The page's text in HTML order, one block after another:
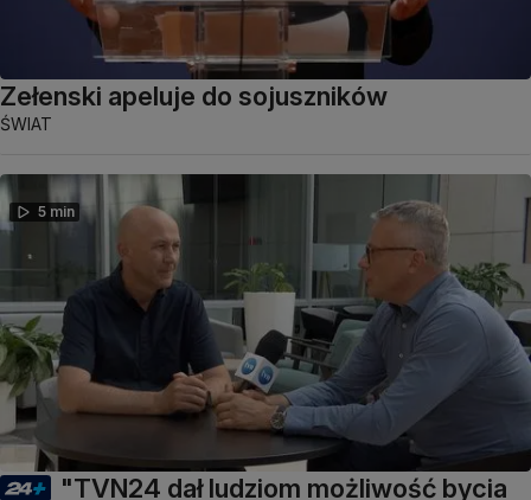
Zełenski apeluje do sojuszników
ŚWIAT
5 min
"TVN24 dał ludziom możliwość bycia